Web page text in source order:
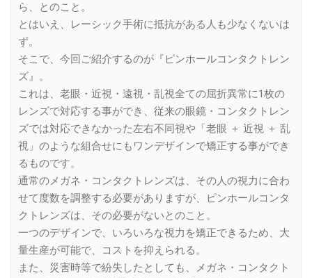
ら、とのこと。
とはいえ、レーシック手術に抵抗がある人も少なくないは
ず。
そこで、今回ご紹介するのが『ピンホールコンタクトレン
ズ』。
これは、老眼・近視・遠視・乱視全ての屈折異常に1枚の
レンズで対応する事ができ、従来の眼鏡・コンタクトレン
ズでは対応できなかった左右不同視や「老眼 ＋ 近視 ＋ 乱
視」のような組合せにもワンデザインで矯正する事ができ
るものです。
通常のメガネ・コンタクトレンズは、その人の視力に合わ
せて度数を調整する必要がありますが、ピンホールコンタ
クトレンズは、その必要がないとのこと。
一つのデザインで、いろいろな視力を矯正できるため、大
量生産が可能で、コストを抑えられる。
また、災害時等で紛失したとしても、メガネ・コンタクト